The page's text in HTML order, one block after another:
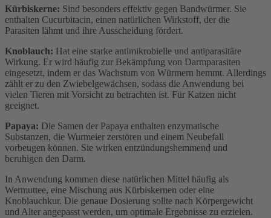
Kürbiskerne: Sind besonders effektiv gegen Bandwürmer. Sie
enthalten Cucurbitacin, einen natürlichen Wirkstoff, der die
Parasiten lähmt und ihre Ausscheidung fördert.
Knoblauch: Hat eine starke antimikrobielle und antiparasitäre
Wirkung. Er wird häufig zur Bekämpfung von Darmparasiten
eingesetzt, indem er das Wachstum von Würmern hemmt. Allerdings
zählt er zu den Zwiebelgewächsen, sodass die Anwendung bei
vielen Tieren mit Vorsicht zu betrachten ist. Für Katzen nicht
geeignet.
Papaya: Die Samen der Papaya enthalten enzymatische
Substanzen, die Wurmeier zerstören und einem Neubefall
vorbeugen können. Sie wirken entzündungshemmend und
beruhigen den Darm.
In Anwendung kommen diese natürlichen Mittel häufig als
Wermuttee, eine Mischung aus Kürbiskernen oder eine
Knoblauchkur. Die genaue Dosierung sollte nach Körpergewicht
und Alter angepasst werden, um optimale Ergebnisse zu erzielen.